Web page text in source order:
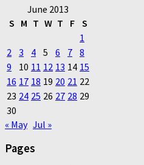
June 2013
S M T W T F S
1
2
3 4 5 6 7 8
9
10 11 12 13 14 15
16 17 18 19 20 21 22
23 24 25 26 27 28 29
30
« May Jul »
Pages